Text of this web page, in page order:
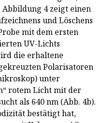
4 zeigt einen
und Löschens
mit dem ersten
UV-Lichts
die erhaltene
Polarisatoren
unter
rotem Licht mit der
als 640 nm (Abb. 4b).
bestätigt hat,